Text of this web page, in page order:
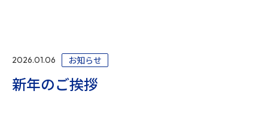
2026.01.06 お知らせ
新年のご挨拶